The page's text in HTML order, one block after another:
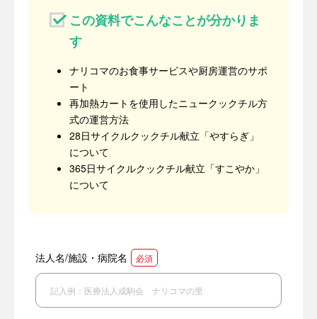
この資料でこんなことが分かりま
す
ナリコマのお食事サービスや厨房運営のサポ
ート
再加熱カートを使用したニュークックチル方
式の運営方法
28日サイクルクックチル献立「やすらぎ」
について
365日サイクルクックチル献立「すこやか」
について
法人名/施設・病院名 必須